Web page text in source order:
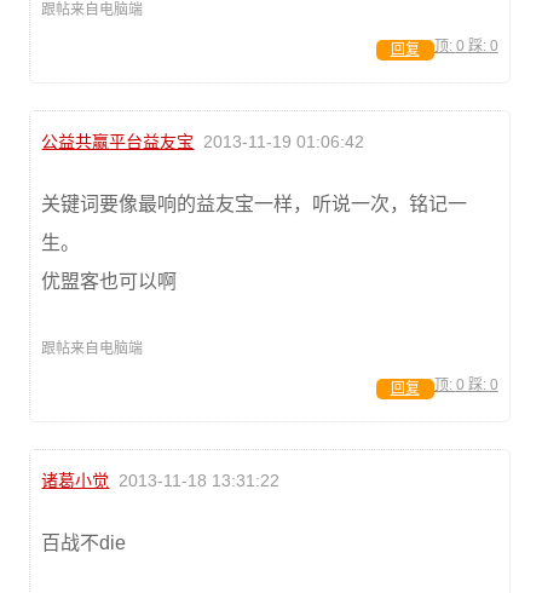
跟帖来自电脑端
顶: 0 踩: 0
回复
公益共赢平台益友宝 2013-11-19 01:06:42
关键词要像最响的益友宝一样，听说一次，铭记一
生。
优盟客也可以啊
跟帖来自电脑端
顶: 0 踩: 0
回复
诸葛小觉 2013-11-18 13:31:22
百战不die